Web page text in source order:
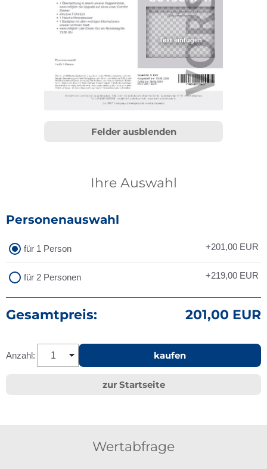
Felder ausblenden
Ihre Auswahl
Personenauswahl
für 1 Person +201,00 EUR
für 2 Personen +219,00 EUR
Gesamtpreis: 201,00 EUR
Anzahl: kaufen
zur Startseite
Wertabfrage